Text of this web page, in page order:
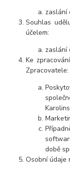
zaslání
Souhlas
účelem:
zaslání
Ke
Zpracovatele:
době
Osobní údaje